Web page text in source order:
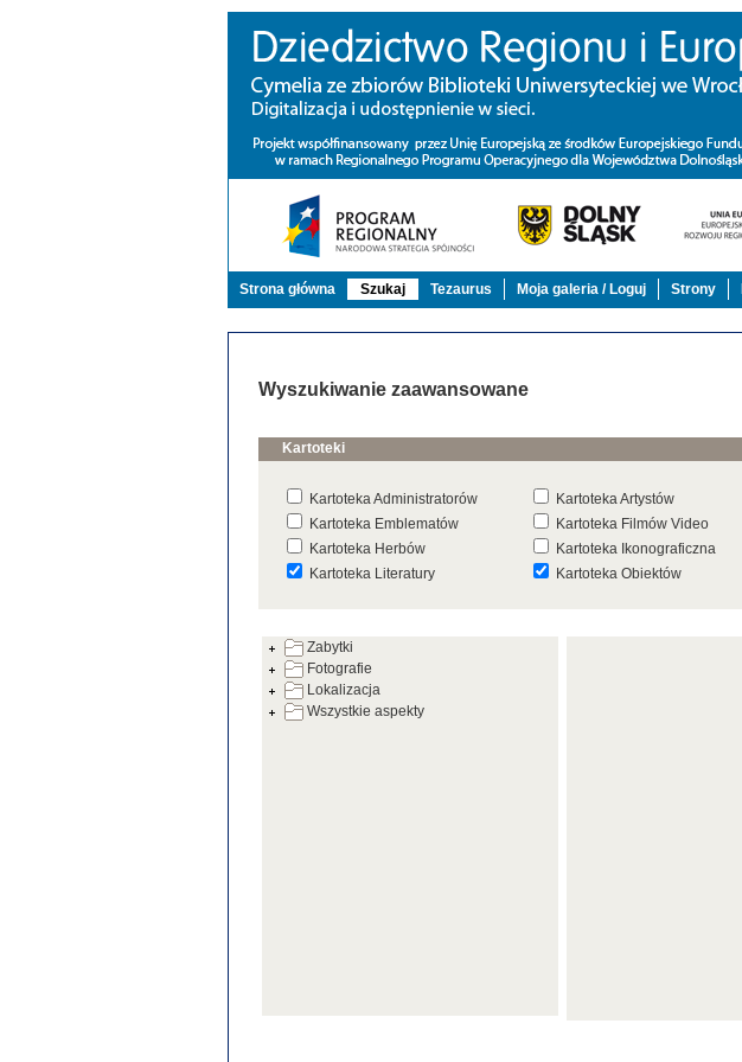
Strona główna Szukaj Tezaurus Moja galeria / Loguj Strony
Wyszukiwanie zaawansowane
Kartoteki
Kartoteka Administratorów Kartoteka Artystów
Kartoteka Emblematów
Kartoteka Filmów Video
Kartoteka Herbów
Kartoteka Ikonograficzna
Kartoteka Literatury
Kartoteka Obiektów
Kartoteka Warsztatów
Kartoteka Zabytków
Zabytki
Fotografie
Lokalizacja
Wszystkie aspekty